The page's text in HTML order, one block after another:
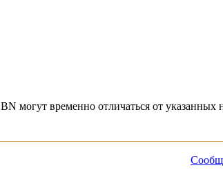
могут временно отличаться от указанных